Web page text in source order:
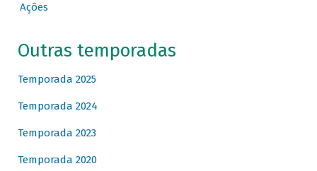
Ações
Outras temporadas
Temporada 2025
Temporada 2024
Temporada 2023
Temporada 2020